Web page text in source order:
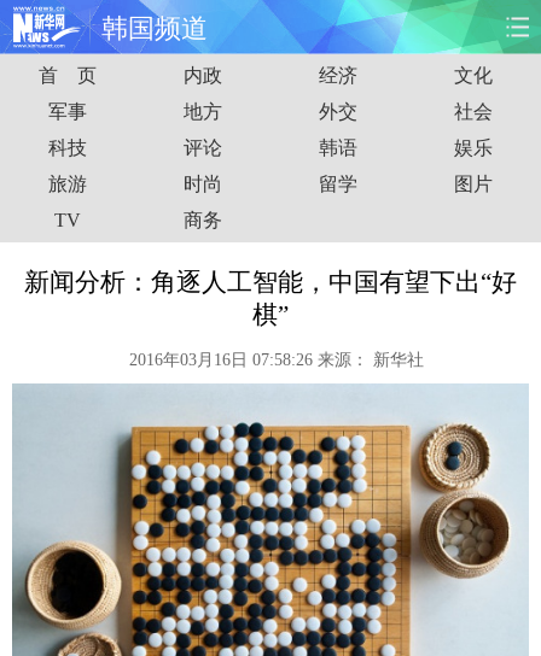
韩国频道
首页 时政 国际 财经
娱乐 体育 人事 教育
时尚 思客
港澳 台湾 华人 汽车
健康 信息化 数据
公益 军事 无人机
富媒体 摄影 新华广播
新华电视中文 新华电视英文
首 页 内政 经济
文化
军事
地方 外交
社会
科技
评论 韩语
娱乐
旅游
时尚 留学
图片
TV
商务
新闻分析：角逐人工智能，中国有望下出“好
棋”
2016年03月16日 07:58:26 来源： 新华社